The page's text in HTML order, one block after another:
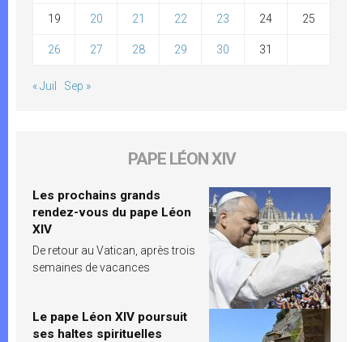
19 20 21 22 23 24 25
26 27 28 29 30 31
« Juil Sep »
PAPE LÉON XIV
Les prochains grands
rendez-vous du pape Léon
XIV
De retour au Vatican, après trois
semaines de vacances
Le pape Léon XIV poursuit
ses haltes spirituelles